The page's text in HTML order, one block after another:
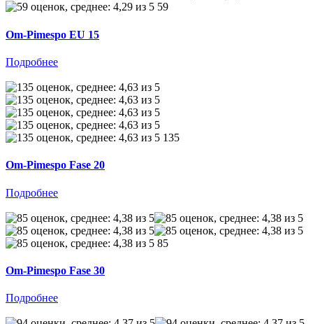
59
Om-Pimespo EU 15
Подробнее
135
Om-Pimespo Fase 20
Подробнее
85
Om-Pimespo Fase 30
Подробнее